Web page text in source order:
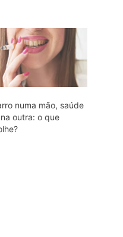
numa mão, saúde
outra: o que